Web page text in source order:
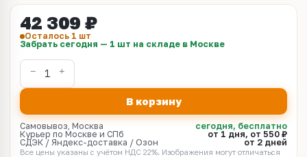
42 309 ₽
Осталось 1 шт
Забрать сегодня — 1 шт на складе в Москве
В корзину
Самовывоз, Москва
сегодня, бесплатно
Курьер по Москве и СПб
от 1 дня, от 550 ₽
СДЭК / Яндекс-доставка / Озон
от 2 дней
Все цены указаны с учётом НДС 22%. Изображения могут отличаться